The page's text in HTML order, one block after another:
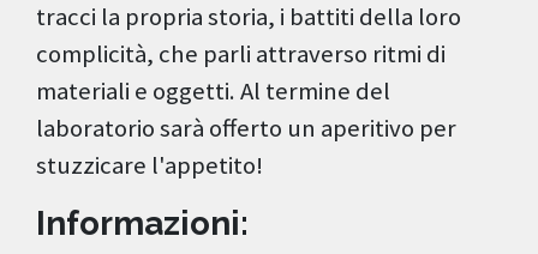
tracci la propria storia, i battiti della loro
complicità, che parli attraverso ritmi di
materiali e oggetti. Al termine del
laboratorio sarà offerto un aperitivo per
stuzzicare l'appetito!
Informazioni: